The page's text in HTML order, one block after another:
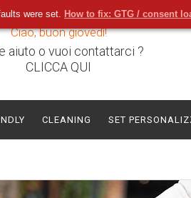
were set. How to fix: GTG / consent
Ciao, buon giovedì!
aiuto o vuoi contattarci ?
CLICCA QUI
CLEANING SET